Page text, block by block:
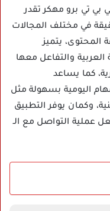
تي برو مهكر تقدر
في مختلف المجالات
المحتوى، يتميز
العربية والتفاعل معها
كما يساعد
اليومية بسهولة مثل
وكمان يوفر التطبيق
عملية التواصل مع الـ